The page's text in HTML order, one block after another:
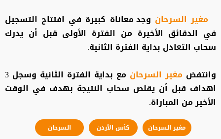
مغيرالسرحان وجد معاناة كبيرة في افتتاح التسجيل
في الدقائق الأخيرة من الفترة الأولى قبل أن يدرك
سحاب التعادل بداية الفترة الثانية.
وانتفض مغيرالسرحان
مع بداية الفترة الثانية وسجل 3
اهداف قبل أن يقلص سحاب النتيجة بهدف في الوقت
الأخير من المباراة.
مغير السرحان كأس الأردن
السرحان